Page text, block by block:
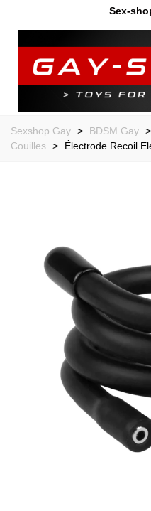
Sex-
Sexshop Gay > BDSM Gay >
Couilles
> Électrode Recoil